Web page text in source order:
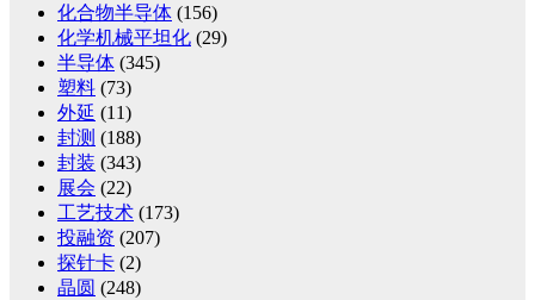
化合物半导体 (156)
化学机械平坦化 (29)
半导体 (345)
塑料 (73)
外延 (11)
封测 (188)
封装 (343)
展会 (22)
工艺技术 (173)
投融资 (207)
探针卡 (2)
晶圆 (248)